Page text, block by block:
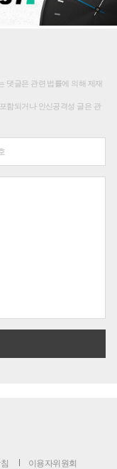
댓글은 관련 법률에 의해 제재
함되거나 인신공격성 글은 관
이용자위원회